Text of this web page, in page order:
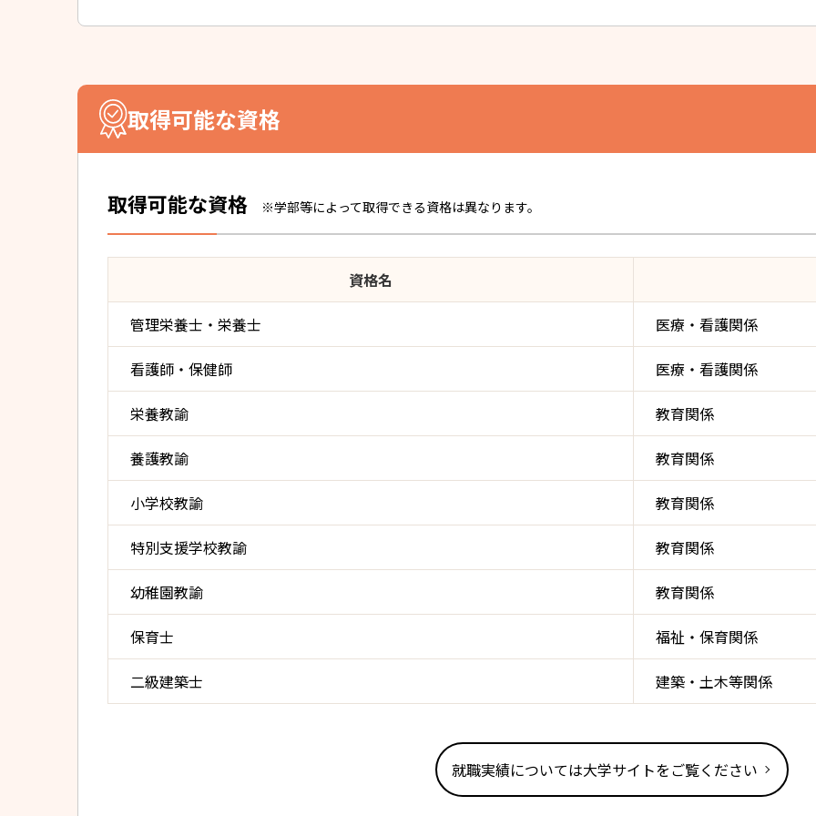
取得可能な資格
取得可能な資格 ※学部等によって取得できる資格は異なります。
資格名
管理栄養士・栄養士 医療・看護関係
看護師・保健師 医療・看護関係
栄養教諭 教育関係
養護教諭 教育関係
小学校教諭 教育関係
特別支援学校教諭 教育関係
幼稚園教諭 教育関係
保育士 福祉・保育関係
二級建築士 建築・土木等関係
就職実績については大学サイトをご覧ください